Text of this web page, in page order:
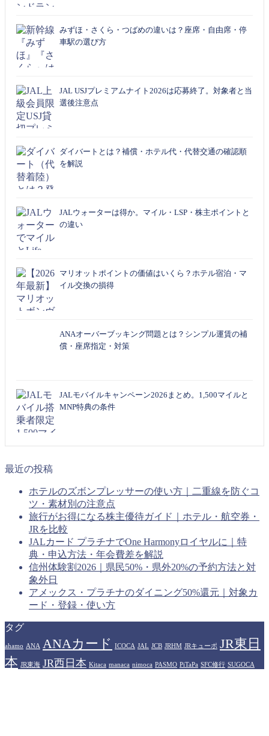
みずほ・さくら・つばめの違いは？座席・自由席・停
車駅の選び方
JAL USJプレミアムナイト2026は応募終了。対象者と当
選後注意点
ダイバートとは？補償・ホテル代・代替交通の確認順
を解説
JALウォーターは得か。マイル・LSP・株主ポイントと
の違い
マリオットポイントの価値はいくら？ホテル宿泊・マ
イル交換の損得
ANAオーバーブッキング問題とは？シンプル運賃の補
償・座席指定・対策
JALモバイルキャンペーン2026まとめ。1,500マイルと
MNP特典の条件
最近の投稿
ホテルのズボンプレッサーの使い方｜二重線を防ぐコ
ツ・素材別の注意点
旅行がお得になる株主優待ガイド｜ホテル・航空券・
JRを比較
JALカード プラチナでOne Harmonyロイヤルに｜特
典・申込方法・年会費差を解説
信州体験割2026｜県民50%・県外20%の予約方法と対
象外日
アメックス・プラチナのダイニング50%還元｜対象カ
ード・登録・使い方
タグ
ahamo ANA ANAカード ICOCA JAL JCB JRHM JRキューポ JR東日
本 JR東海 JR西日本 Kitaca manaca nimoca PASMO PiTaPa SFC修行 SUGOCA